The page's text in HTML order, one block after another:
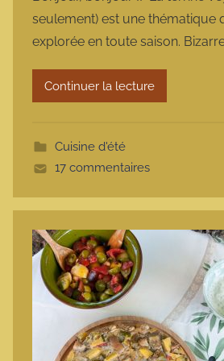
r
m
a
seulement) est une thématique
explorée en toute saison.
Continuer la lecture
Cuisine d'été
17 commentaires